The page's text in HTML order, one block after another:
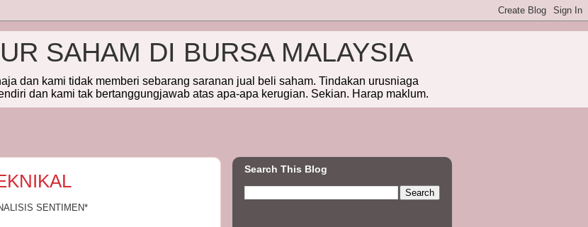
SAHAM DI BURSA MALAYSIA
dan kami tidak memberi sebarang saranan jual beli saham. Tindakan urusniaga
dan kami tak bertanggungjawab atas apa-apa kerugian. Sekian. Harap maklum.
SENTIMEN*
Search This Blog